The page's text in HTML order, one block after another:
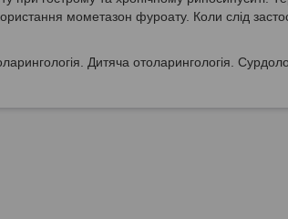
мометазон фуроату. Коли слід
Дитяча отоларингологія.